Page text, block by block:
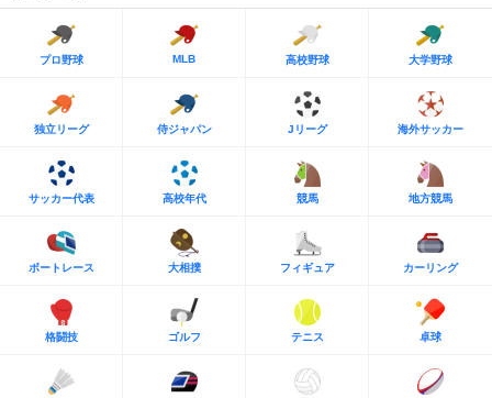
プロ野球 MLB 高校野球 大学野球
独立リーグ 侍ジャパン Jリーグ 海外サッカー
サッカー代表 高校年代 競馬 地方競馬
ボートレース 大相撲 フィギュア カーリング
格闘技 ゴルフ テニス 卓球